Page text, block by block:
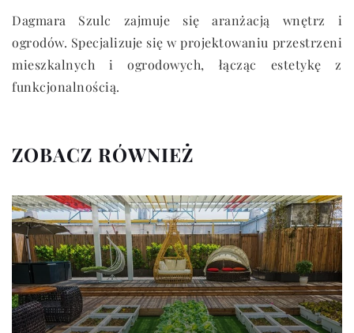
Dagmara Szulc zajmuje się aranżacją wnętrz i
ogrodów. Specjalizuje się w projektowaniu przestrzeni
mieszkalnych i ogrodowych, łącząc estetykę z
funkcjonalnością.
ZOBACZ RÓWNIEŻ